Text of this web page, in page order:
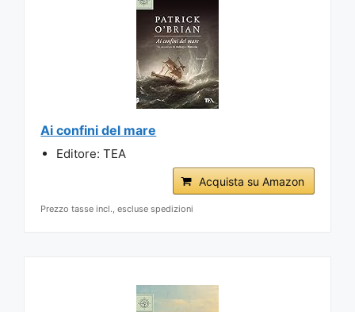
Ai confini del mare
Editore: TEA
Acquista su Amazon
Prezzo tasse incl., escluse spedizioni